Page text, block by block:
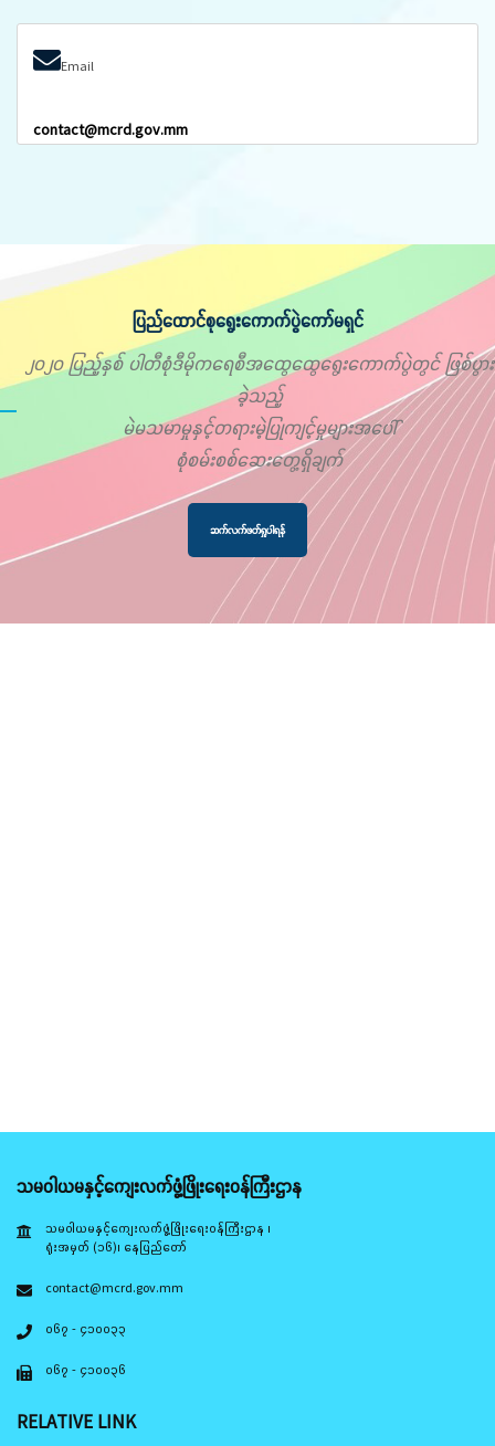
Email
contact@mcrd.gov.mm
ပြည်ထောင်စုရွေးကောက်ပွဲကော်မရှင်
၂၀၂၀ ပြည့်နှစ် ပါတီစုံဒီမိုကရေစီအထွေထွေရွေးကောက်ပွဲတွင် ဖြစ်ပွား
ခဲ့သည့်
မဲမသမာမှုနှင့်တရားမဲ့ပြုကျင့်မှုများအပေါ်
စုံစမ်းစစ်ဆေးတွေ့ရှိချက်
ဆက်လက်ဖတ်ရှုပါရန်
သမဝါယမနှင့်ကျေးလက်ဖွံ့ဖြိုးရေးဝန်ကြီးဌာန
သမဝါယမနှင့်ကျေးလက်ဖွံ့ဖြိုးရေးဝန်ကြီးဌာန ၊
ရုံးအမှတ် (၁၆)၊ နေပြည်တော်
contact@mcrd.gov.mm
၀၆၇ - ၄၁၀၀၃၃
၀၆၇ - ၄၁၀၀၃၆
RELATIVE LINK